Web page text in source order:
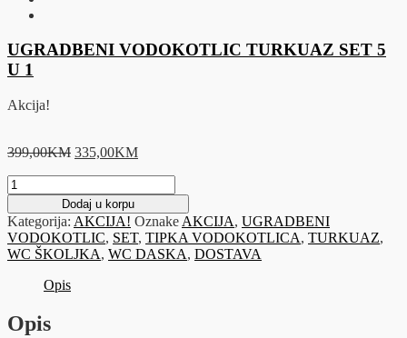
UGRADBENI VODOKOTLIC TURKUAZ SET 5
U 1
Akcija!
399,00KM Original
399,00KM.
335,00KMCurrent
335,00KM.
UGRADBENI
VODOKOTLIC
TURKUAZ
SET
5
U
količina
Dodaj u korpu
Kategorija: AKCIJA! Oznake AKCIJA, UGRADBENI
VODOKOTLIC, SET, TIPKA VODOKOTLICA, TURKUAZ,
WC ŠKOLJKA, WC DASKA, DOSTAVA
Opis
Opis